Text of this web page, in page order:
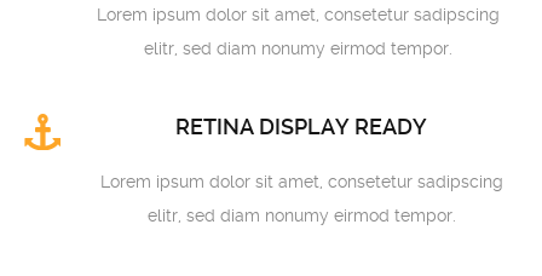
Lorem ipsum dolor sit amet, consetetur sadipscing
elitr, sed diam nonumy eirmod tempor.
RETINA DISPLAY READY
Lorem ipsum dolor sit amet, consetetur sadipscing
elitr, sed diam nonumy eirmod tempor.